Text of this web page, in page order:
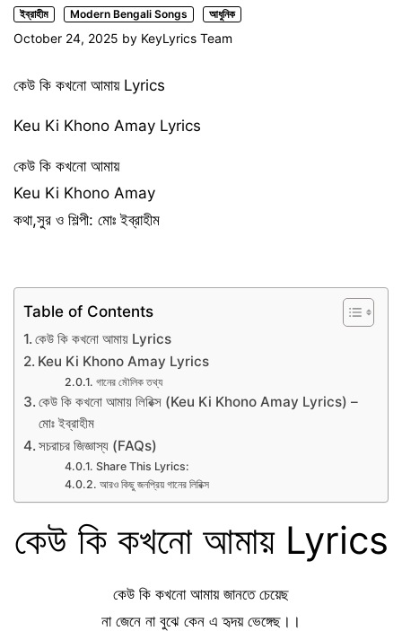
ইব্রাহীম Modern Bengali Songs আধুনিক
October 24, 2025 by KeyLyrics Team
কেউ কি কখনো আমায় Lyrics
Keu Ki Khono Amay Lyrics
কেউ কি কখনো আমায়
Keu Ki Khono Amay
কথা,সুর ও শিল্পী: মোঃ ইব্রাহীম
Table of Contents
কেউ কি কখনো আমায় Lyrics
Keu Ki Khono Amay Lyrics
গানের মৌলিক তথ্য
কেউ কি কখনো আমায় লিরিক্স (Keu Ki Khono Amay Lyrics) –
মোঃ ইব্রাহীম
সচরাচর জিজ্ঞাস্য (FAQs)
Share This Lyrics:
আরও কিছু জনপ্রিয় গানের লিরিক্স
কেউ কি কখনো আমায় Lyrics
কেউ কি কখনো আমায় জানতে চেয়েছ
না জেনে না বুঝে কেন এ হৃদয় ভেঙ্গেছ।।